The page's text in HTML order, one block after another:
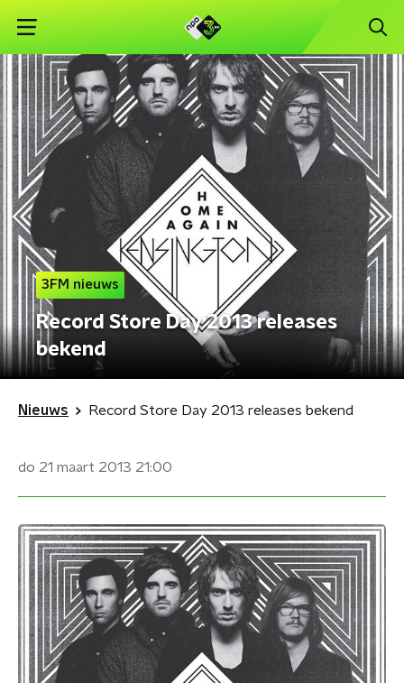
3FM nieuws
Record Store Day 2013 releases
bekend
Nieuws Record Store Day 2013 releases bekend
do 21 maart 2013 21:00